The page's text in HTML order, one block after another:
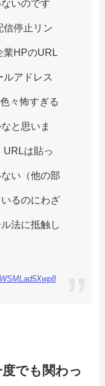
いのです
停止リン
業HPのURL
アドレス
々怖すぎる
と思いま
は貼っ
い（他の部
るのにわざ
法に抵触し
でも関わっ